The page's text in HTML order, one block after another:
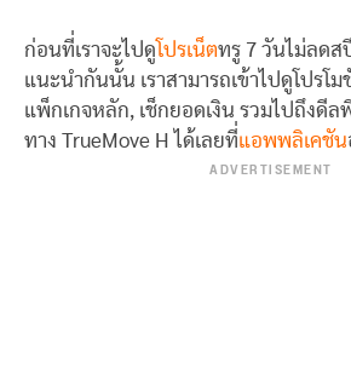
ก่อนที่เราจะไปดูโปรเน็ตทรู 7 วันไม่ลดส
แนะนำกันนั้น เราสามารถเข้าไปดูโปรโ
แพ็กเกจหลัก, เช็กยอดเงิน รวมไปถึงดีล
ทาง TrueMove H ได้เลยที่แอพพลิเคชัน
ADVERTISEMENT